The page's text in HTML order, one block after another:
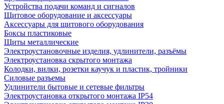
Устройства подачи команд и сигналов
Щитовое оборудование и аксессуары
Аксессуары для щитового оборудования
Боксы пластиковые
Щиты металлические
Электроустановочные изделия, удлинители, разъёмы
Электроустановка скрытого монтажа
Колодки, вилки, розетки каучук и пластик, тройники
Силовые разъемы
Удлинители бытовые и сетевые фильтры
Электроустановка открытого монтажа IP54